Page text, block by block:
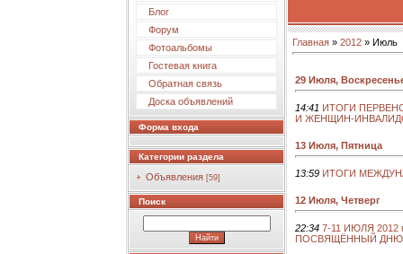
Блог
Форум
Фотоальбомы
Гостевая книга
Обратная связь
Доска объявлений
Форма входа
Категории раздела
Объявления [59]
Поиск
Главная » 2012 » Июль
29 Июля,
14:41 ИТОГИ
И ЖЕНЩИН-
13 Июля, Пятница
13:59 ИТОГИ
12 Июля, Четверг
22:34 7-11 ИЮЛЯ
ПОСВЯЩЁННЫЙ